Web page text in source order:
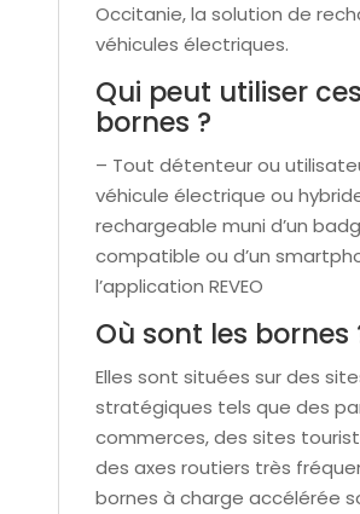
Occitanie, la solution de
véhicules électriques.
Qui peut utiliser ces
bornes ?
– Tout détenteur ou
véhicule électrique ou
rechargeable muni d’un
compatible ou d’un
l’application REVEO
Où sont les bornes
Elles sont situées sur des
stratégiques tels que des
commerces, des sites
des axes routiers très
bornes à charge accélérée